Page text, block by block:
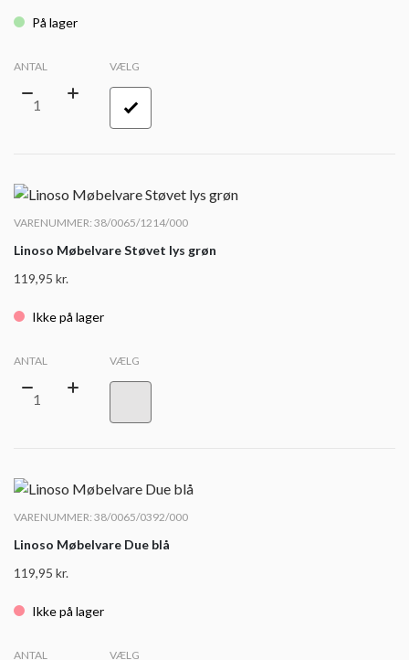
På lager
ANTAL VÆLG
VARENUMMER: 38/0065/1214/000
Linoso Møbelvare Støvet lys grøn
119,95 kr.
Ikke på lager
ANTAL VÆLG
VARENUMMER: 38/0065/0392/000
Linoso Møbelvare Due blå
119,95 kr.
Ikke på lager
ANTAL VÆLG